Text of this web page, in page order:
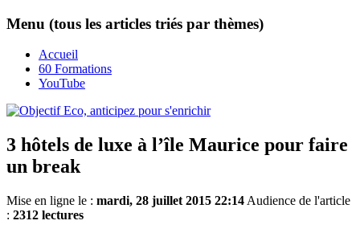
Menu (tous les articles triés par thèmes)
Accueil
60 Formations
YouTube
3 hôtels de luxe à l’île Maurice pour faire
un break
Mise en ligne le : mardi, 28 juillet 2015 22:14 Audience de l'article
: 2312 lectures